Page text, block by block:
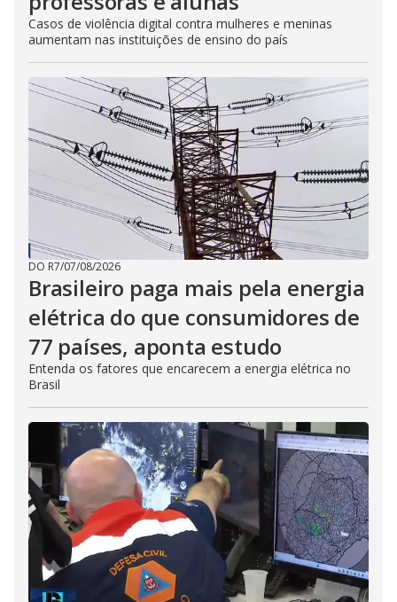
Casos de violência digital contra mulheres e meninas
aumentam nas instituições de ensino do país
DO R7/07/08/2026
Brasileiro paga mais pela energia
elétrica do que consumidores de
77 países, aponta estudo
Entenda os fatores que encarecem a energia elétrica no
Brasil